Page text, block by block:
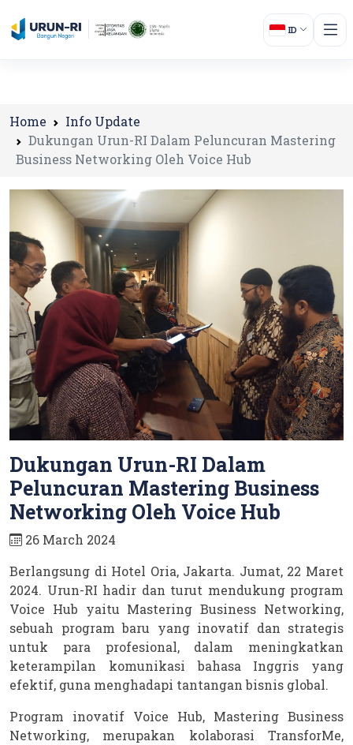
ID
Home
Info Update
Dukungan Urun-RI Dalam Peluncuran Mastering
Business Networking Oleh Voice Hub
Dukungan Urun-RI Dalam
Peluncuran Mastering Business
Networking Oleh Voice Hub
26 March 2024
Berlangsung di Hotel Oria, Jakarta. Jumat, 22 Maret
2024. Urun-RI hadir dan turut mendukung program
Voice Hub yaitu Mastering Business Networking,
sebuah program baru yang inovatif dan strategis
untuk para profesional, dalam meningkatkan
keterampilan komunikasi bahasa Inggris yang
efektif, guna menghadapi tantangan bisnis global.
Program inovatif Voice Hub, Mastering Business
Networking, merupakan kolaborasi TransforMe,